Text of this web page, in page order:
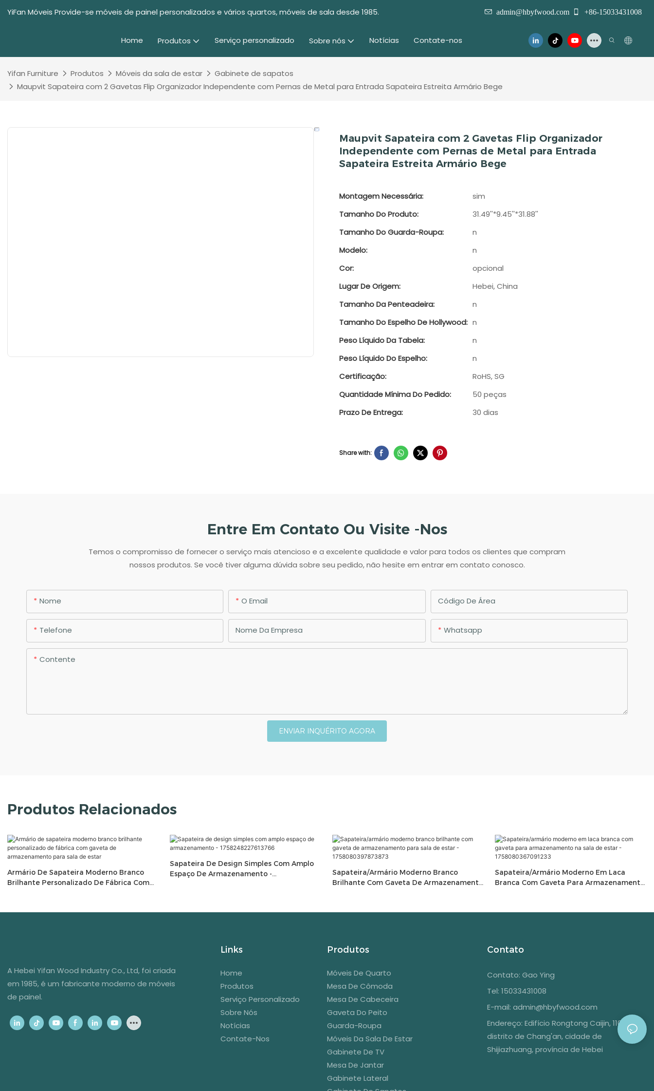
YiFan Móveis Provide-se móveis de painel personalizados e vários quartos, móveis de sala desde 1985. admin@hbyfwood.com +86-15033431008
Home Produtos Serviço personalizado Sobre nós Notícias Contate-nos
Yifan Furniture Produtos Móveis da sala de estar
Gabinete de sapatos
Maupvit Sapateira com 2 Gavetas Flip Organizador Independente com Pernas de Metal para Entrada Sapateira Estreita Armário Bege
Maupvit Sapateira com 2 Gavetas Flip Organizador
Independente com Pernas de Metal para Entrada
Sapateira Estreita Armário Bege
Montagem Necessária:
sim
Tamanho Do Produto:
31.49''*9.45''*31.88''
Tamanho Do Guarda-Roupa:
n
Modelo:
n
Cor:
opcional
Lugar De Origem:
Hebei, China
Tamanho Da Penteadeira:
n
Tamanho Do Espelho De Hollywood: n
Peso Líquido Da Tabela:
n
Peso Líquido Do Espelho:
n
Certificação:
RoHS, SG
Quantidade Mínima Do Pedido:
50 peças
Prazo De Entrega:
30 dias
Share with:
Entre Em Contato Ou Visite -nos
Temos o compromisso de fornecer o serviço mais atencioso e a excelente qualidade e valor para todos os clientes que compram
nossos produtos. Se você tiver alguma dúvida sobre seu pedido, não hesite em entrar em contato conosco.
Nome O Email Código De Área
Telefone Nome Da Empresa Whatsapp
Contente
ENVIAR INQUÉRITO AGORA
Produtos Relacionados
Armário De Sapateira Moderno Branco
Brilhante Personalizado De Fábrica Com
Sapateira De Design Simples Com Amplo
Espaço De Armazenamento -
Sapateira/armário Moderno Branco
Brilhante Com Gaveta De Armazenamento
Sapateira/armário Moderno Em Laca
Branca Com Gaveta Para Armazenamento
A Hebei Yifan Wood Industry Co., Ltd, foi criada
em 1985, é um fabricante moderno de móveis
de painel.
Links
Home
Produtos
Serviço Personalizado
Sobre Nós
Notícias
Contate-Nos
Produtos
Móveis De Quarto
Mesa De Cômoda
Mesa De Cabeceira
Gaveta Do Peito
Guarda-Roupa
Móveis Da Sala De Estar
Gabinete De TV
Mesa De Jantar
Gabinete Lateral
Contato
Contato: Gao Ying
Tel: 15033431008
E-mail: admin@hbyfwood.com
Endereço: Edifício Rongtong Caijin, 1108,
distrito de Chang'an, cidade de
Shijiazhuang, província de Hebei